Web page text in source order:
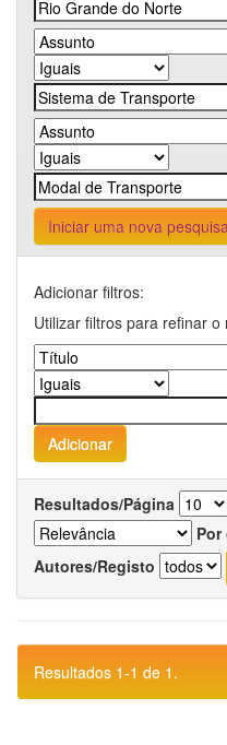
Iniciar uma nova
Adicionar filtros:
Utilizar filtros para refinar
Resultados/Página
Por
Autores/Registo
Resultados 1-1 de 1.